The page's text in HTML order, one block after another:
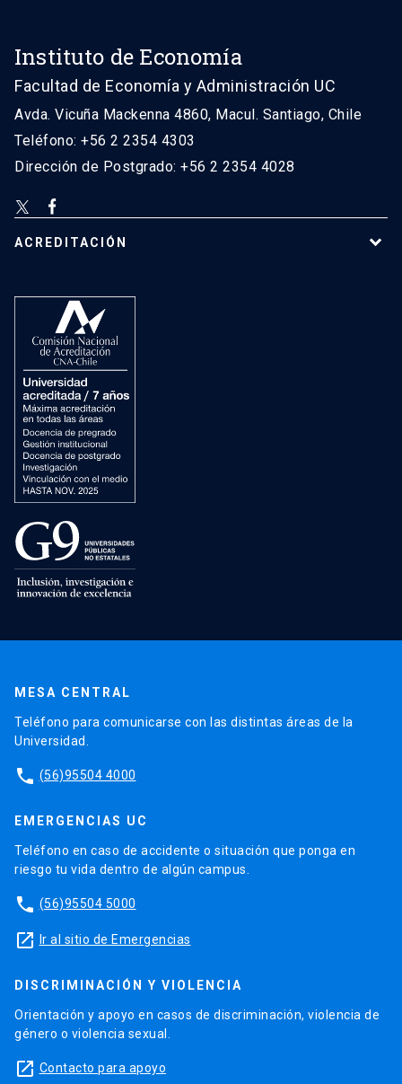
Instituto de Economía
Facultad de Economía y Administración UC
Avda. Vicuña Mackenna 4860, Macul. Santiago, Chile
Teléfono: +56 2 2354 4303
Dirección de Postgrado: +56 2 2354 4028
ACREDITACIÓN
MESA CENTRAL
Teléfono para comunicarse con las distintas áreas de la
Universidad.
phone (56)95504 4000
EMERGENCIAS UC
Teléfono en caso de accidente o situación que ponga en
riesgo tu vida dentro de algún campus.
phone (56)95504 5000
launch Ir al sitio de Emergencias
DISCRIMINACIÓN Y VIOLENCIA
Orientación y apoyo en casos de discriminación, violencia de
género o violencia sexual.
launch Contacto para apoyo